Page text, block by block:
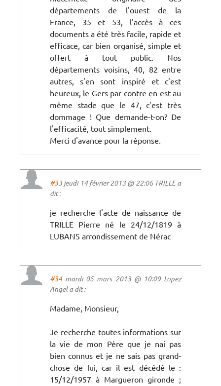
départements de l'ouest de la
France, 35 et 53, l'accès à ces
documents a été très facile, rapide et
efficace, car bien organisé, simple et
offert à tout public. Nos
départements voisins, 40, 82 entre
autres, s'en sont inspiré et c'est
heureux, le Gers par contre en est au
même stade que le 47, c'est très
dommage ! Que demande-t-on? De
l'efficacité, tout simplement.
Merci d'avance pour la réponse.
#33 jeudi 14 février 2013 @ 22:06 TRILLE a
dit :
je recherche l'acte de naissance de
TRILLE Pierre né le 24/12/1819 à
LUBANS arrondissement de Nérac
#34mardi 05 mars 2013 @ 10:09 Lopez
Angel a dit :
Madame, Monsieur,
Je recherche toutes informations sur
la vie de mon Père que je nai pas
bien connus et je ne sais pas grand-
chose de lui, car il est décédé le :
15/12/1957 à Margueron gironde ;